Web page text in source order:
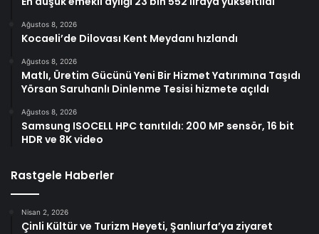
Ağustos 8, 2026
Kocaeli’de Dilovası Kent Meydanı hızlandı
Ağustos 8, 2026
Matlı, Üretim Gücünü Yeni Bir Hizmet Yatırımına Taşıdı
Yörsan Saruhanlı Dinlenme Tesisi hizmete açıldı
Ağustos 8, 2026
Samsung ISOCELL HPC tanıtıldı: 200 MP sensör, 16 bit
HDR ve 8K video
Rastgele Haberler
Nisan 2, 2026
Çinli Kültür ve Turizm Heyeti, Şanlıurfa’ya ziyaret